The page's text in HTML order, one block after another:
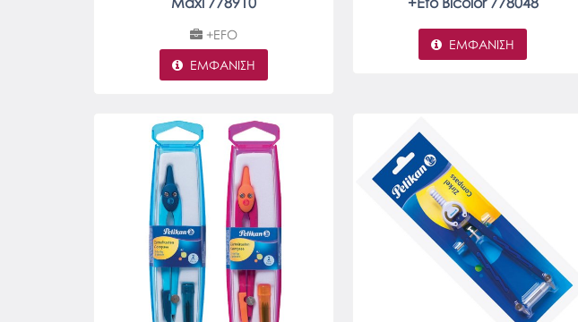
+EFO
ΕΜΦΆΝΙΣΗ
ΕΜΦΆΝΙΣΗ